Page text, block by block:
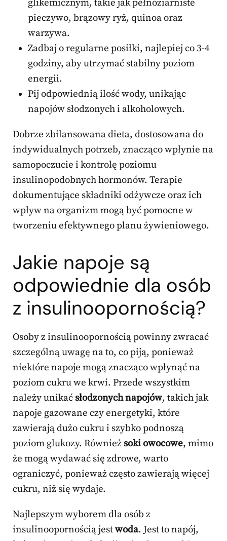
glikemicznym, takie jak pełnoziarniste
pieczywo, brązowy ryż, quinoa oraz
warzywa.
Zadbaj o regularne posiłki, najlepiej co 3-4
godziny, aby utrzymać stabilny poziom
energii.
Pij odpowiednią ilość wody, unikając
napojów słodzonych i alkoholowych.
Dobrze zbilansowana dieta, dostosowana do
indywidualnych potrzeb, znacząco wpłynie na
samopoczucie i kontrolę poziomu
insulinopodobnych hormonów. Terapie
dokumentujące składniki odżywcze oraz ich
wpływ na organizm mogą być pomocne w
tworzeniu efektywnego planu żywieniowego.
Jakie napoje są
odpowiednie dla osób
z insulinoopornością?
Osoby z insulinoopornością powinny zwracać
szczególną uwagę na to, co piją, ponieważ
niektóre napoje mogą znacząco wpłynąć na
poziom cukru we krwi. Przede wszystkim
należy unikać słodzonych napojów, takich jak
napoje gazowane czy energetyki, które
zawierają dużo cukru i szybko podnoszą
poziom glukozy. Również soki owocowe, mimo
że mogą wydawać się zdrowe, warto
ograniczyć, ponieważ często zawierają więcej
cukru, niż się wydaje.
Najlepszym wyborem dla osób z
insulinoopornością jestwoda. Jest to napój,